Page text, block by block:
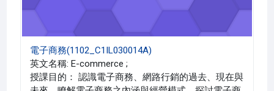
電子商務(1102_C1IL030014A)
英文名稱: E-commerce ;
授課目的： 認識電子商務、網路行銷的過去、現在與